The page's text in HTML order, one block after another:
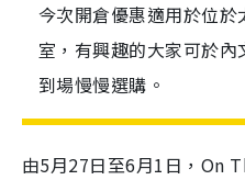
今次開倉優惠適用於位
室，有興趣的大家可於
到場慢慢選購。
由5月27日至6月1日，On